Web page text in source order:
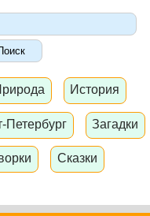
История
Петербург Загадки
Сказки